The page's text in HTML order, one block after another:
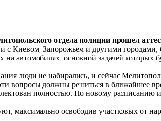
отдела полиции прошел
с Киевом, Запорожьем и другими
на автомобилях, основной задачей
люди не набирались, и сейчас
вопросы должны решиться в ближайшее
полностью. По новому расписанию
максимально освободив участковых от